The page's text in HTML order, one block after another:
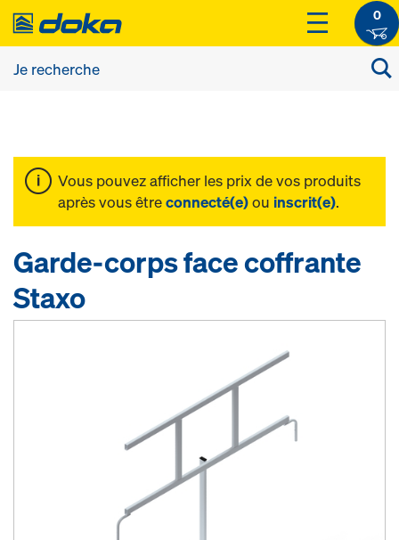
0
Vous pouvez afficher les prix de vos produits
après vous êtreconnecté(e)ou inscrit(e).
Garde-corps face coffrante
Staxo